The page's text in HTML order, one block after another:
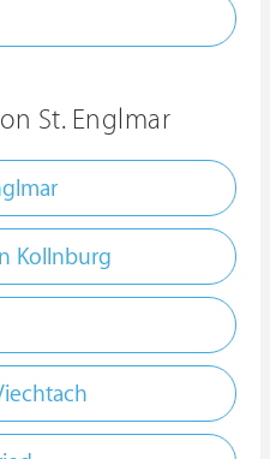
St. Englmar
Kollnburg